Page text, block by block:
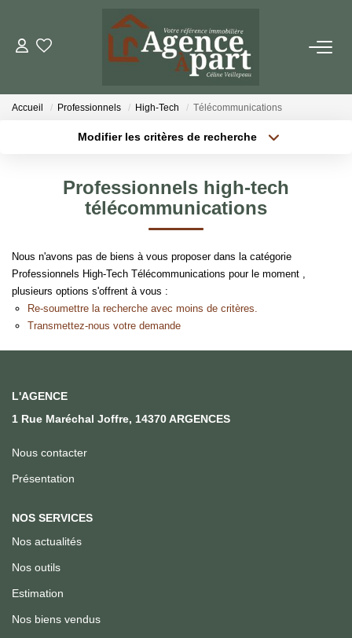
NOS BIENS
Locations
ESTIMER
PARRAINER UN PROCHE
NOTRE AGENCE
Accueil Professionnels High-Tech Télécommunications
Modifier les critères de recherche
Budget max
Professionnels high-tech
télécommunications
Nous n'avons pas de biens à vous proposer dans la catégorie
Professionnels High-Tech Télécommunications pour le moment ,
plusieurs options s'offrent à vous :
Re-soumettre la recherche avec moins de critères.
Transmettez-nous votre demande
L'AGENCE
1 Rue Maréchal Joffre, 14370 ARGENCES
Nous contacter
Présentation
NOS SERVICES
Nos actualités
Nos outils
Estimation
Nos biens vendus